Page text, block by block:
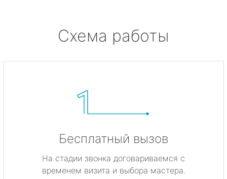
Схема работы
Бесплатный вызов
На стадии звонка договариваемся с
временем визита и выбора мастера.